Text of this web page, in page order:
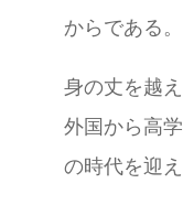
からである。
身の丈を越
外国から高
の時代を迎